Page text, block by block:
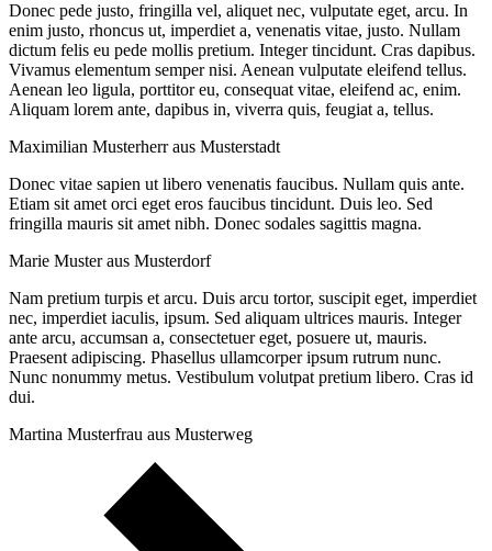
Donec pede justo, fringilla vel, aliquet nec, vulputate eget, arcu. In
enim justo, rhoncus ut, imperdiet a, venenatis vitae, justo. Nullam
dictum felis eu pede mollis pretium. Integer tincidunt. Cras dapibus.
Vivamus elementum semper nisi. Aenean vulputate eleifend tellus.
Aenean leo ligula, porttitor eu, consequat vitae, eleifend ac, enim.
Aliquam lorem ante, dapibus in, viverra quis, feugiat a, tellus.
Maximilian Musterherr aus Musterstadt
Donec vitae sapien ut libero venenatis faucibus. Nullam quis ante.
Etiam sit amet orci eget eros faucibus tincidunt. Duis leo. Sed
fringilla mauris sit amet nibh. Donec sodales sagittis magna.
Marie Muster aus Musterdorf
Nam pretium turpis et arcu. Duis arcu tortor, suscipit eget, imperdiet
nec, imperdiet iaculis, ipsum. Sed aliquam ultrices mauris. Integer
ante arcu, accumsan a, consectetuer eget, posuere ut, mauris.
Praesent adipiscing. Phasellus ullamcorper ipsum rutrum nunc.
Nunc nonummy metus. Vestibulum volutpat pretium libero. Cras id
dui.
Martina Musterfrau aus Musterweg